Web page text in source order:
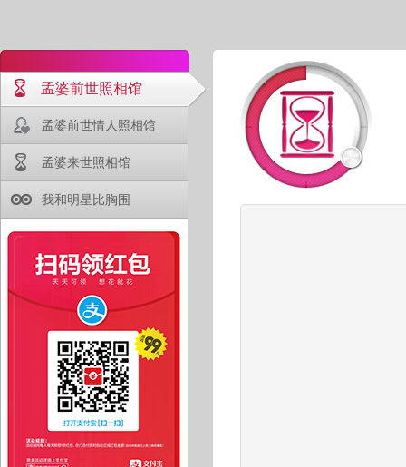
孟婆前世照相馆
孟婆前世情人照相馆
孟婆来世照相馆
我和明星比胸围